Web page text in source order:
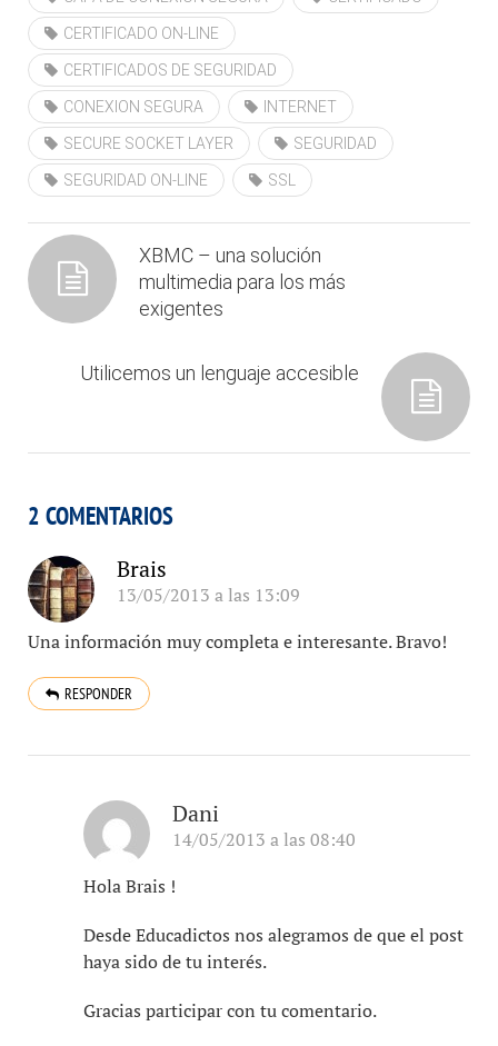
CERTIFICADO ON-LINE
CERTIFICADOS DE SEGURIDAD
CONEXION SEGURA INTERNET
SECURE SOCKET LAYER SEGURIDAD
SEGURIDAD ON-LINE SSL
XBMC – una solución
multimedia para los más
exigentes
Utilicemos un lenguaje accesible
2 COMENTARIOS
Brais
13/05/2013 a las 13:09
Una información muy completa e interesante. Bravo!
RESPONDER
Dani
14/05/2013 a las 08:40
Hola Brais !
Desde Educadictos nos alegramos de que el post
haya sido de tu interés.
Gracias participar con tu comentario.